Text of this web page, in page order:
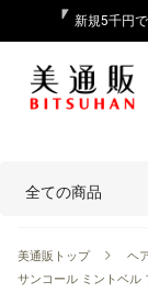
新規5千円
美通販トップ ヘ
サンコール ミントベル